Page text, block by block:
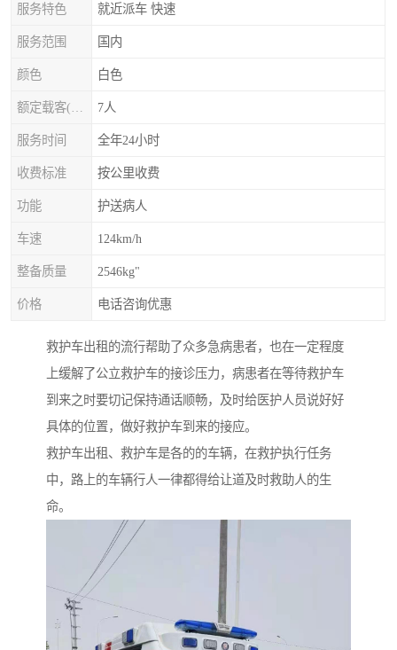
服务特色 就近派车 快速
服务范围 国内
颜色 白色
7人
服务时间 全年24小时
收费标准 按公里收费
功能 护送病人
车速 124km/h
整备质量 2546kg"
价格 电话咨询优惠
救护车出租的流行帮助了众多急病患者，也在一定程度
上缓解了公立救护车的接诊压力，病患者在等待救护车
到来之时要切记保持通话顺畅，及时给医护人员说好好
具体的位置，做好救护车到来的接应。
救护车出租、救护车是各的的车辆，在救护执行任务
中，路上的车辆行人一律都得给让道及时救助人的生
命。